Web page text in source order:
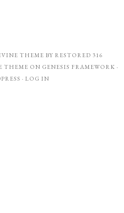
THEME BY RESTORED 316
THEME ON GENESIS FRAMEWORK ·
· LOG IN